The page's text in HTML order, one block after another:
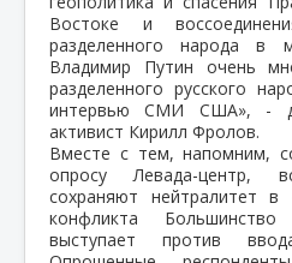
Востоке и
разделенного народа в
Владимир Путин очень
разделенного русского
интервью СМИ США», -
активист Кирилл Фролов.
Вместе с тем, напомним,
опросу Левада-центр,
сохраняют нейтралитет в
конфликта Большинство
выступает против